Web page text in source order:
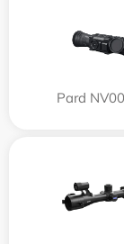
Pard